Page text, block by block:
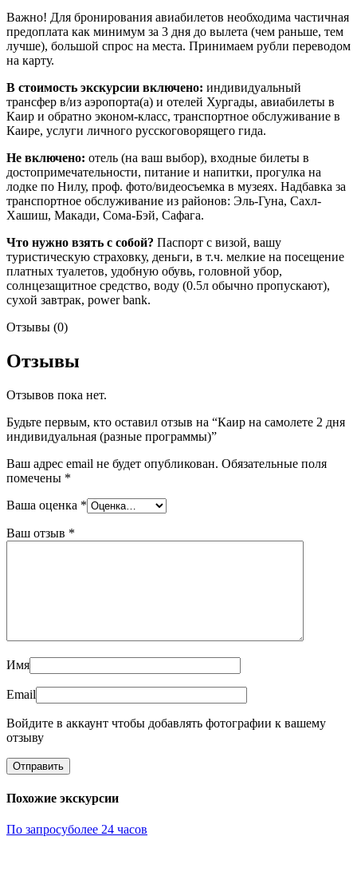
Важно! Для бронирования авиабилетов необходима частичная
предоплата как минимум за 3 дня до вылета (чем раньше, тем
лучше), большой спрос на места. Принимаем рубли переводом
на карту.
В стоимость экскурсии включено: индивидуальный
трансфер в/из аэропорта(а) и отелей Хургады, авиабилеты в
Каир и обратно эконом-класс, транспортное обслуживание в
Каире, услуги личного русскоговорящего гида.
Не включено: отель (на ваш выбор), входные билеты в
достопримечательности, питание и напитки, прогулка на
лодке по Нилу, проф. фото/видеосъемка в музеях. Надбавка за
транспортное обслуживание из районов: Эль-Гуна, Сахл-
Хашиш, Макади, Сома-Бэй, Сафага.
Что нужно взять с собой? Паспорт с визой, вашу
туристическую страховку, деньги, в т.ч. мелкие на посещение
платных туалетов, удобную обувь, головной убор,
солнцезащитное средство, воду (0.5л обычно пропускают),
сухой завтрак, power bank.
Отзывы (0)
Отзывы
Отзывов пока нет.
Будьте первым, кто оставил отзыв на “Каир на самолете 2 дня
индивидуальная (разные программы)”
Ваш адрес email не будет опубликован. Обязательные поля
помечены *
Ваша оценка *
Ваш отзыв *
Имя
Email
Войдите в аккаунт чтобы добавлять фотографии к вашему
отзыву
Похожие экскурсии
По запросуболее 24 часов